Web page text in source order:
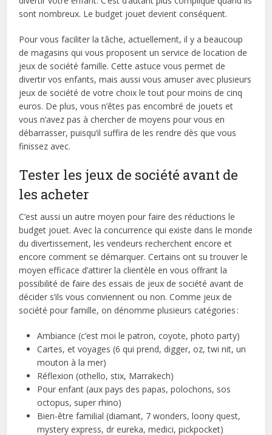
sont nombreux. Le budget jouet devient conséquent.
Pour vous faciliter la tâche, actuellement, il y a beaucoup
de magasins qui vous proposent un service de location de
jeux de société famille. Cette astuce vous permet de
divertir vos enfants, mais aussi vous amuser avec plusieurs
jeux de société de votre choix le tout pour moins de cinq
euros. De plus, vous n’êtes pas encombré de jouets et
vous n’avez pas à chercher de moyens pour vous en
débarrasser, puisqu’il suffira de les rendre dès que vous
finissez avec.
Tester les jeux de société avant de
les acheter
C’est aussi un autre moyen pour faire des réductions le
budget jouet. Avec la concurrence qui existe dans le monde
du divertissement, les vendeurs recherchent encore et
encore comment se démarquer. Certains ont su trouver le
moyen efficace d’attirer la clientèle en vous offrant la
possibilité de faire des essais de jeux de société avant de
décider s’ils vous conviennent ou non. Comme jeux de
société pour famille, on dénomme plusieurs catégories :
Ambiance (c’est moi le patron, coyote, photo party)
Cartes, et voyages (6 qui prend, digger, oz, twi nit, un
mouton à la mer)
Réflexion (othello, stix, Marrakech)
Pour enfant (aux pays des papas, polochons, sos
octopus, super rhino)
Bien-être familial (diamant, 7 wonders, loony quest,
mystery express, dr eureka, medici, pickpocket)